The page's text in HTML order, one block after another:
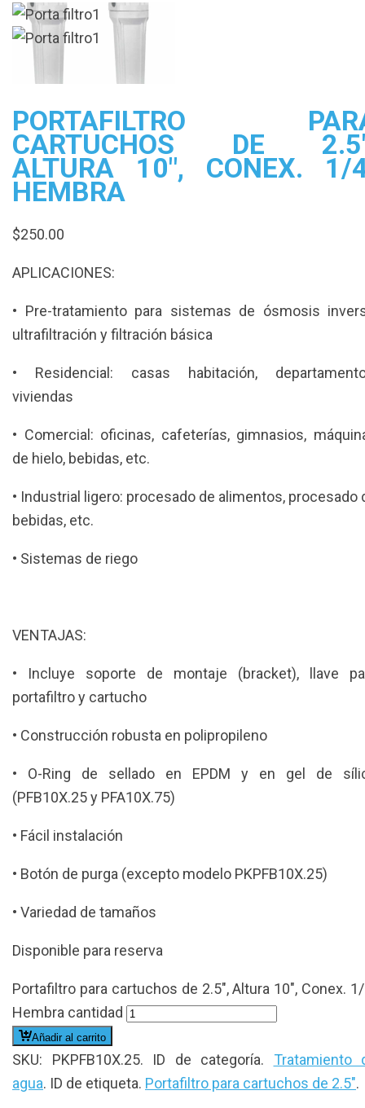
PORTAFILTRO
CARTUCHOS DE
ALTURA 10″, CONEX. 1/
HEMBRA
$250.00
APLICACIONES:
• Pre-tratamiento para sistemas de ósmosis
ultrafiltración y filtración básica
• Residencial: casas habitación,
viviendas
• Comercial: oficinas, cafeterías, gimnasios,
de hielo, bebidas, etc.
• Industrial ligero: procesado de alimentos, procesado
bebidas, etc.
• Sistemas de riego
VENTAJAS:
• Incluye soporte de montaje (bracket), llave
portafiltro y cartucho
• Construcción robusta en polipropileno
• O-Ring de sellado en EPDM y en gel de
(PFB10X.25 y PFA10X.75)
• Fácil instalación
• Botón de purga (excepto modelo PKPFB10X.25)
• Variedad de tamaños
Disponible para reserva
Portafiltro para cartuchos de 2.5", Altura 10", Conex.
Hembra cantidad
Añadir al carrito
SKU: PKPFB10X.25. ID de categoría. Tratamiento
agua. ID de etiqueta. Portafiltro para cartuchos de 2.5".